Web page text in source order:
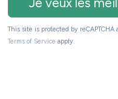
le meilleur rendu le